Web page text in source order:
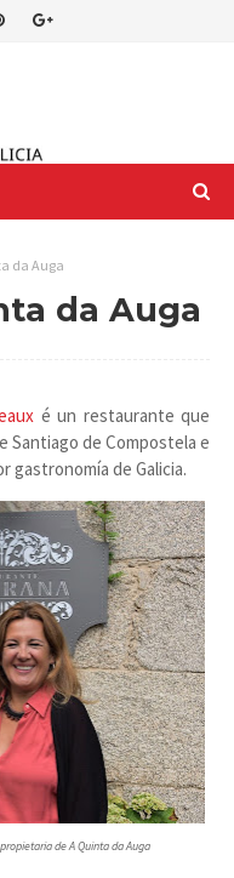
da Auga
da Auga
é un restaurante que
Santiago de Compostela e
gastronomía de Galicia.
de A Quinta da Auga